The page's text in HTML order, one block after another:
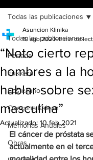
Todas las publicaciones
Portada
Euskera
Castellano
Osasuna Kalean
Memorias Anuales
Obras
Todas las publicaciones
“Noto cierto
hombres a la
hablar sobre
masculina”
Asuncion Klinika
10 ago 2020 4 min de
Actualizado: 10 feb 2021
El cáncer de próstata
actualmente en el